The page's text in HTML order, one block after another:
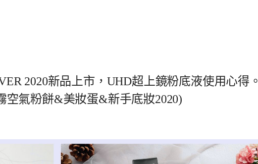
2020新品上市，UHD超上鏡粉底液使用心得。
空氣粉餅&美妝蛋&新手底妝2020)